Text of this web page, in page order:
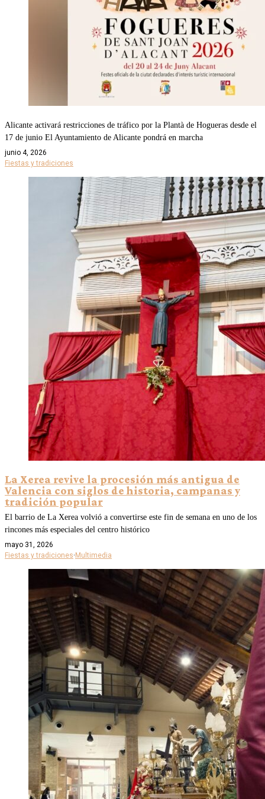
Alicante activará restricciones de tráfico por la Plantà de Hogueras desde el
17 de junio El Ayuntamiento de Alicante pondrá en marcha
junio 4, 2026
Fiestas y tradiciones
La Xerea revive la procesión más antigua de
Valencia con siglos de historia, campanas y
tradición popular
El barrio de La Xerea volvió a convertirse este fin de semana en uno de los
rincones más especiales del centro histórico
mayo 31, 2026
Fiestas y tradiciones· Multimedia